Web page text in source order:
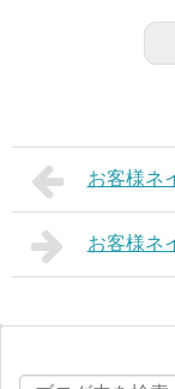
お客様ネ
お客様ネ